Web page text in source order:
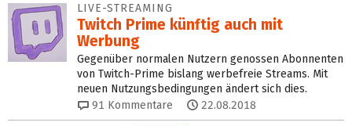
LIVE-STREAMING
Twitch Prime künftig auch mit
Werbung
Gegenüber normalen Nutzern genossen Abonnenten
von Twitch-Prime bislang werbefreie Streams. Mit
neuen Nutzungsbedingungen ändert sich dies.
91 Kommentare 22.08.2018